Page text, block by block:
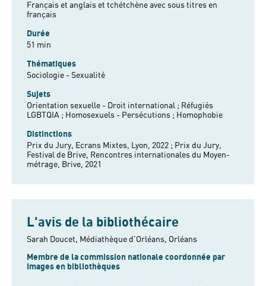
Français et anglais et tchétchène avec sous titres en
français
Durée
51 min
Thématiques
Sociologie - Sexualité
Sujets
Orientation sexuelle - Droit international ; Réfugiés
LGBTQIA ; Homosexuels - Persécutions ; Homophobie
Distinctions
Prix du Jury, Ecrans Mixtes, Lyon, 2022 ; Prix du Jury,
Festival de Brive, Rencontres internationales du Moyen-
métrage, Brive, 2021
L'avis de la bibliothécaire
Sarah Doucet, Médiathèque d'Orléans, Orléans
Membre de la commission nationale coordonnée par
Images en bibliothèques